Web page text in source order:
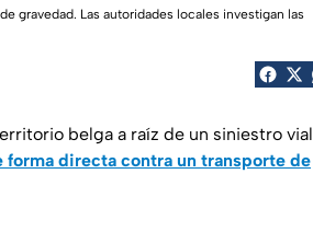
gravedad. Las autoridades locales investigan las
belga a raíz de un siniestro vial
directa contra un transporte de